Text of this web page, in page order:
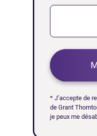
* J’accepte de
de Grant
je peux me